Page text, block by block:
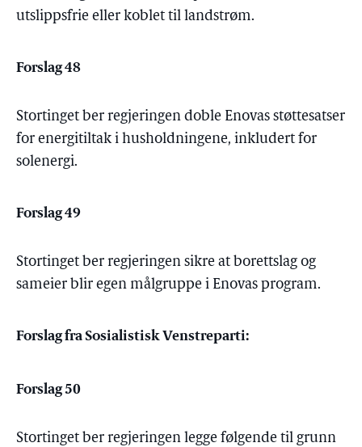
utslippsfrie eller koblet til landstrøm.
Forslag 48
Stortinget ber regjeringen doble Enovas støttesatser
for energitiltak i husholdningene, inkludert for
solenergi.
Forslag 49
Stortinget ber regjeringen sikre at borettslag og
sameier blir egen målgruppe i Enovas program.
Forslag fra Sosialistisk Venstreparti:
Forslag 50
Stortinget ber regjeringen legge følgende til grunn